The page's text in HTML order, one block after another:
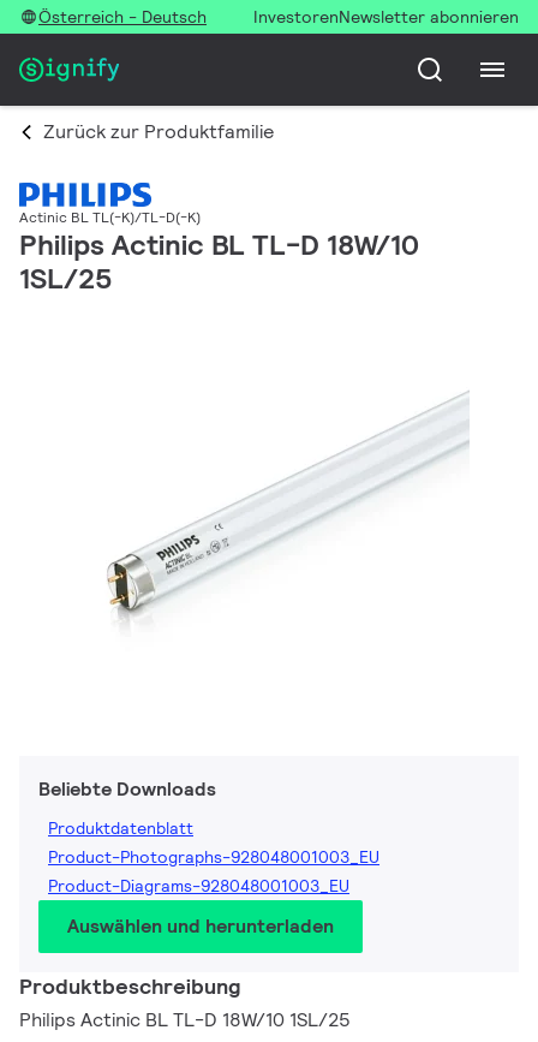
Österreich - Deutsch InvestorenNewsletter abonnieren
Zurück zur Produktfamilie
Actinic BL TL(-K)/TL-D(-K)
Philips Actinic BL TL-D 18W/10
1SL/25
Beliebte Downloads
Produktdatenblatt
Product-Photographs-928048001003_EU
Product-Diagrams-928048001003_EU
Auswählen und herunterladen
Produktbeschreibung
Philips Actinic BL TL-D 18W/10 1SL/25